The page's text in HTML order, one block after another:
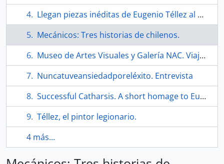
Llegan piezas inéditas de Eugenio Téllez al Museo de la Solidaridad
Mecánicos: Tres historias de chilenos.
Museo de Artes Visuales y Galería NAC. Viaje y territorios según Téllez.
Nuncatuveansiedadporeléxito. Entrevista
Successful Catharsis. A short homage to Eugenio Téllez
Téllez, el pintor legionario.
4 más...